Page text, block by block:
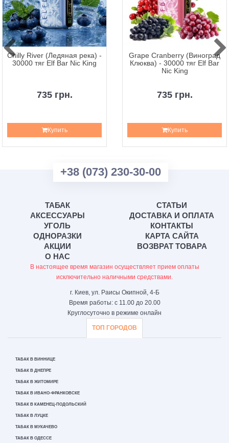
Chilly River (Ледяная река) -
30000 тяг Elf Bar Nic King
735 грн.
Купить
Grape Cranberry (Виноград
Клюква) - 30000 тяг Elf Bar
Nic King
735 грн.
Купить
+38 (073) 230-30-00
ТАБАК
АКСЕССУАРЫ
УГОЛЬ
ОДНОРАЗКИ
АКЦИИ
О НАС
СТАТЬИ
ДОСТАВКА И ОПЛАТА
КОНТАКТЫ
КАРТА САЙТА
ВОЗВРАТ ТОВАРА
В настоящее время магазин осуществляет прием оплаты
исключительно наличными средствами.
г. Киев, ул. Раисы Окипной, 4-Б
Время работы: с 11.00 до 20.00
Круглосуточно в режиме онлайн
ТОП ГОРОДОВ
ТАБАК В ВИННИЦЕ
ТАБАК В ДНЕПРЕ
ТАБАК В ЖИТОМИРЕ
ТАБАК В ИВАНО-ФРАНКОВСКЕ
ТАБАК В КАМЕНЕЦ-ПОДОЛЬСКИЙ
ТАБАК В ЛУЦКЕ
ТАБАК В МУКАЧЕВО
ТАБАК В ОДЕССЕ